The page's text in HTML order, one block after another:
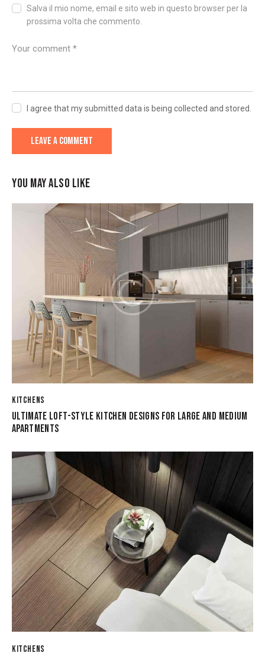
Salva il mio nome, email e sito web in questo browser per la
prossima volta che commento.
I agree that my submitted data is being collected and stored.
YOU MAY ALSO LIKE
KITCHENS
ULTIMATE LOFT-STYLE KITCHEN DESIGNS FOR LARGE AND MEDIUM
APARTMENTS
KITCHENS